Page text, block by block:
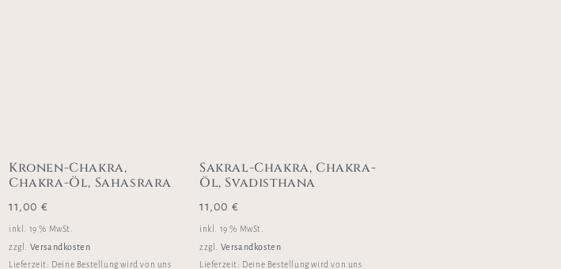
Kronen-Chakra,
Chakra-Öl, Sahasrara
11,00 €
inkl. 19 % MwSt.
zzgl. Versandkosten
Lieferzeit: Deine Bestellung wird von uns
Sakral-Chakra, Chakra-
Öl, Svadisthana
11,00 €
inkl. 19 % MwSt.
zzgl. Versandkosten
Lieferzeit: Deine Bestellung wird von uns